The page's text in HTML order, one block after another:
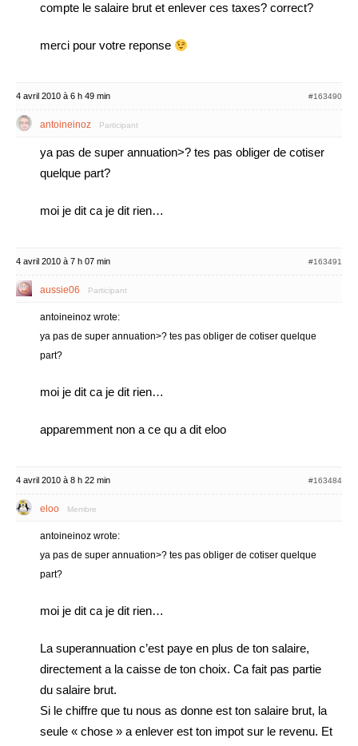
compte le salaire brut et enlever ces taxes? correct?
merci pour votre reponse
4 avril 2010 à 6 h 49 min #163490
antoineinoz Participant
ya pas de super annuation>? tes pas obliger de cotiser
quelque part?
moi je dit ca je dit rien…
4 avril 2010 à 7 h 07 min #163491
aussie06 Participant
antoineinoz wrote:
ya pas de super annuation>? tes pas obliger de cotiser quelque
part?
moi je dit ca je dit rien…
apparemment non a ce qu a dit eloo
4 avril 2010 à 8 h 22 min #163484
eloo Membre
antoineinoz wrote:
ya pas de super annuation>? tes pas obliger de cotiser quelque
part?
moi je dit ca je dit rien…
La superannuation c’est paye en plus de ton salaire,
directement a la caisse de ton choix. Ca fait pas partie
du salaire brut.
Si le chiffre que tu nous as donne est ton salaire brut, la
seule « chose » a enlever est ton impot sur le revenu. Et